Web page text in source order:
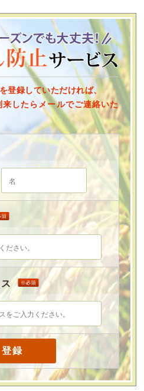
登録していただければ、
来したらメールでご連絡いた
ス